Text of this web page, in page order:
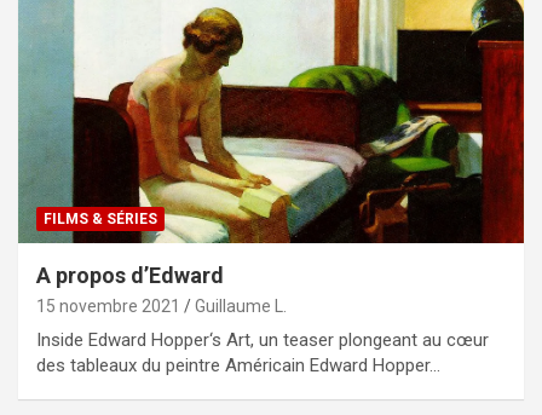
FILMS & SÉRIES
A propos d’Edward
15 novembre 2021 Guillaume L.
Inside Edward Hopper‘s Art, un teaser plongeant au cœur
des tableaux du peintre Américain Edward Hopper…